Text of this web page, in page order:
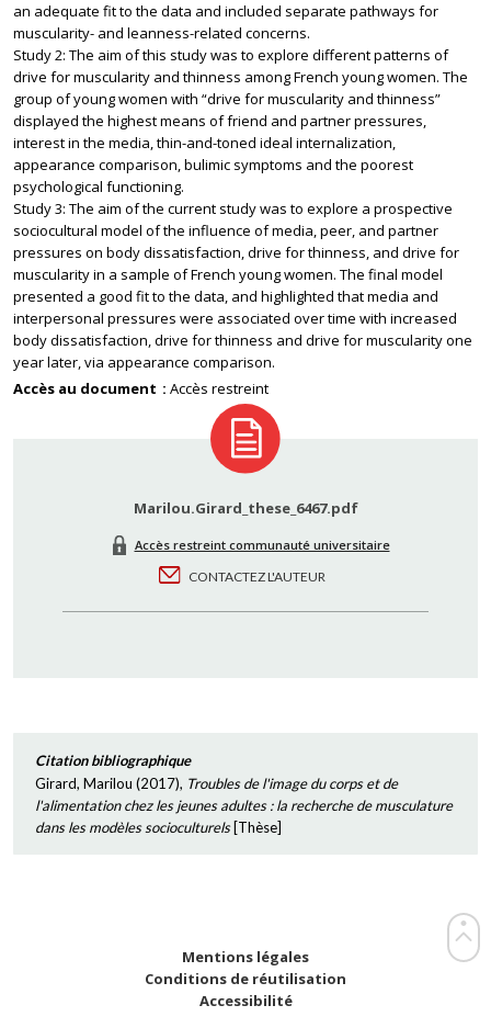
an adequate fit to the data and included separate pathways for
muscularity- and leanness-related concerns.
Study 2: The aim of this study was to explore different patterns of
drive for muscularity and thinness among French young women. The
group of young women with “drive for muscularity and thinness”
displayed the highest means of friend and partner pressures,
interest in the media, thin-and-toned ideal internalization,
appearance comparison, bulimic symptoms and the poorest
psychological functioning.
Study 3: The aim of the current study was to explore a prospective
sociocultural model of the influence of media, peer, and partner
pressures on body dissatisfaction, drive for thinness, and drive for
muscularity in a sample of French young women. The final model
presented a good fit to the data, and highlighted that media and
interpersonal pressures were associated over time with increased
body dissatisfaction, drive for thinness and drive for muscularity one
year later, via appearance comparison.
Accès au document
Accès restreint
Marilou.Girard_these_6467.pdf
Accès restreint communauté universitaire
CONTACTEZ L'AUTEUR
Citation bibliographique
Girard, Marilou (2017), Troubles de l'image du corps et de
l'alimentation chez les jeunes adultes : la recherche de musculature
dans les modèles socioculturels[Thèse]
Mentions légales
Conditions de réutilisation
Accessibilité